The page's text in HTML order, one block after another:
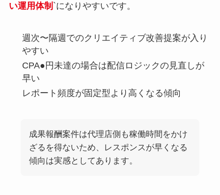
い運用体制 `になりやすいです。
週次〜隔週でのクリエイティブ改善提案が入り
やすい
CPA●円未達の場合は配信ロジックの見直しが
早い
レポート頻度が固定型より高くなる傾向
成果報酬案件は代理店側も稼働時間をかけ
ざるを得ないため、レスポンスが早くなる
傾向は実感としてあります。